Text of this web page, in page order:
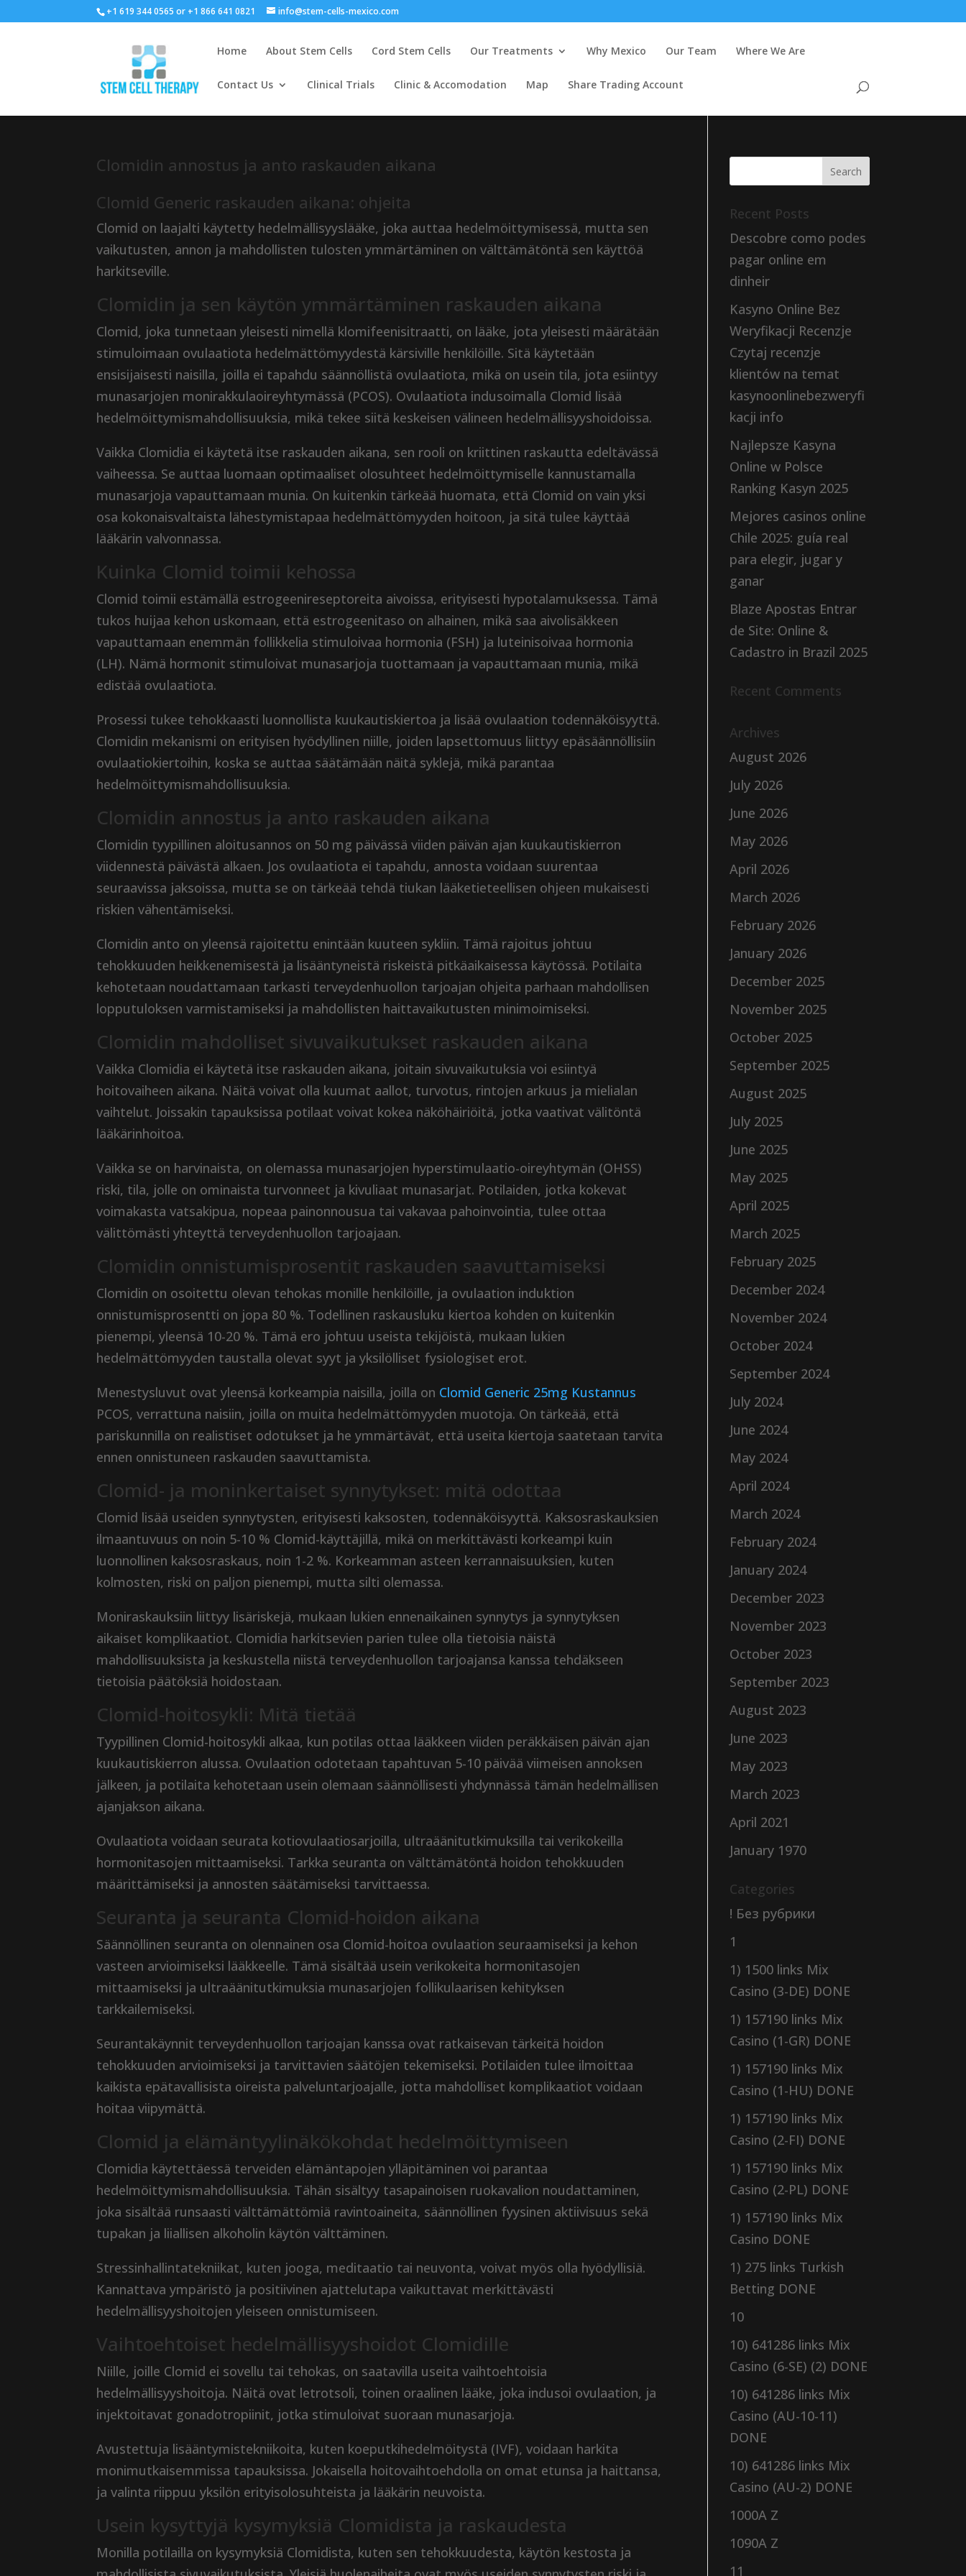
+1 619 344 0565 or +1 866 641 0821 info@stem-cells-mexico.com
Home About Stem Cells Cord Stem Cells Our Treatments Why Mexico Our Team Where We Are
Contact Us Clinical Trials Clinic & Accomodation Map Share Trading Account
Clomidin annostus ja anto raskauden aikana
Clomid Generic raskauden aikana: ohjeita
Clomid on laajalti käytetty hedelmällisyyslääke, joka auttaa hedelmöittymisessä, mutta sen
vaikutusten, annon ja mahdollisten tulosten ymmärtäminen on välttämätöntä sen käyttöä
harkitseville.
Clomidin ja sen käytön ymmärtäminen raskauden aikana
Clomid, joka tunnetaan yleisesti nimellä klomifeenisitraatti, on lääke, jota yleisesti määrätään
stimuloimaan ovulaatiota hedelmättömyydestä kärsiville henkilöille. Sitä käytetään
ensisijaisesti naisilla, joilla ei tapahdu säännöllistä ovulaatiota, mikä on usein tila, jota esiintyy
munasarjojen monirakkulaoireyhtymässä (PCOS). Ovulaatiota indusoimalla Clomid lisää
hedelmöittymismahdollisuuksia, mikä tekee siitä keskeisen välineen hedelmällisyyshoidoissa.
Vaikka Clomidia ei käytetä itse raskauden aikana, sen rooli on kriittinen raskautta edeltävässä
vaiheessa. Se auttaa luomaan optimaaliset olosuhteet hedelmöittymiselle kannustamalla
munasarjoja vapauttamaan munia. On kuitenkin tärkeää huomata, että Clomid on vain yksi
osa kokonaisvaltaista lähestymistapaa hedelmättömyyden hoitoon, ja sitä tulee käyttää
lääkärin valvonnassa.
Kuinka Clomid toimii kehossa
Clomid toimii estämällä estrogeenireseptoreita aivoissa, erityisesti hypotalamuksessa. Tämä
tukos huijaa kehon uskomaan, että estrogeenitaso on alhainen, mikä saa aivolisäkkeen
vapauttamaan enemmän follikkelia stimuloivaa hormonia (FSH) ja luteinisoivaa hormonia
(LH). Nämä hormonit stimuloivat munasarjoja tuottamaan ja vapauttamaan munia, mikä
edistää ovulaatiota.
Prosessi tukee tehokkaasti luonnollista kuukautiskiertoa ja lisää ovulaation todennäköisyyttä.
Clomidin mekanismi on erityisen hyödyllinen niille, joiden lapsettomuus liittyy epäsäännöllisiin
ovulaatiokiertoihin, koska se auttaa säätämään näitä syklejä, mikä parantaa
hedelmöittymismahdollisuuksia.
Clomidin annostus ja anto raskauden aikana
Clomidin tyypillinen aloitusannos on 50 mg päivässä viiden päivän ajan kuukautiskierron
viidennestä päivästä alkaen. Jos ovulaatiota ei tapahdu, annosta voidaan suurentaa
seuraavissa jaksoissa, mutta se on tärkeää tehdä tiukan lääketieteellisen ohjeen mukaisesti
riskien vähentämiseksi.
Clomidin anto on yleensä rajoitettu enintään kuuteen sykliin. Tämä rajoitus johtuu
tehokkuuden heikkenemisestä ja lisääntyneistä riskeistä pitkäaikaisessa käytössä. Potilaita
kehotetaan noudattamaan tarkasti terveydenhuollon tarjoajan ohjeita parhaan mahdollisen
lopputuloksen varmistamiseksi ja mahdollisten haittavaikutusten minimoimiseksi.
Clomidin mahdolliset sivuvaikutukset raskauden aikana
Vaikka Clomidia ei käytetä itse raskauden aikana, joitain sivuvaikutuksia voi esiintyä
hoitovaiheen aikana. Näitä voivat olla kuumat aallot, turvotus, rintojen arkuus ja mielialan
vaihtelut. Joissakin tapauksissa potilaat voivat kokea näköhäiriöitä, jotka vaativat välitöntä
lääkärinhoitoa.
Vaikka se on harvinaista, on olemassa munasarjojen hyperstimulaatio-oireyhtymän (OHSS)
riski, tila, jolle on ominaista turvonneet ja kivuliaat munasarjat. Potilaiden, jotka kokevat
voimakasta vatsakipua, nopeaa painonnousua tai vakavaa pahoinvointia, tulee ottaa
välittömästi yhteyttä terveydenhuollon tarjoajaan.
Clomidin onnistumisprosentit raskauden saavuttamiseksi
Clomidin on osoitettu olevan tehokas monille henkilöille, ja ovulaation induktion
onnistumisprosentti on jopa 80 %. Todellinen raskausluku kiertoa kohden on kuitenkin
pienempi, yleensä 10-20 %. Tämä ero johtuu useista tekijöistä, mukaan lukien
hedelmättömyyden taustalla olevat syyt ja yksilölliset fysiologiset erot.
Menestysluvut ovat yleensä korkeampia naisilla, joilla on Clomid Generic 25mg Kustannus
PCOS, verrattuna naisiin, joilla on muita hedelmättömyyden muotoja. On tärkeää, että
pariskunnilla on realistiset odotukset ja he ymmärtävät, että useita kiertoja saatetaan tarvita
ennen onnistuneen raskauden saavuttamista.
Clomid- ja moninkertaiset synnytykset: mitä odottaa
Clomid lisää useiden synnytysten, erityisesti kaksosten, todennäköisyyttä. Kaksosraskauksien
ilmaantuvuus on noin 5-10 % Clomid-käyttäjillä, mikä on merkittävästi korkeampi kuin
luonnollinen kaksosraskaus, noin 1-2 %. Korkeamman asteen kerrannaisuuksien, kuten
kolmosten, riski on paljon pienempi, mutta silti olemassa.
Moniraskauksiin liittyy lisäriskejä, mukaan lukien ennenaikainen synnytys ja synnytyksen
aikaiset komplikaatiot. Clomidia harkitsevien parien tulee olla tietoisia näistä
mahdollisuuksista ja keskustella niistä terveydenhuollon tarjoajansa kanssa tehdäkseen
tietoisia päätöksiä hoidostaan.
Clomid-hoitosykli: Mitä tietää
Tyypillinen Clomid-hoitosykli alkaa, kun potilas ottaa lääkkeen viiden peräkkäisen päivän ajan
kuukautiskierron alussa. Ovulaation odotetaan tapahtuvan 5-10 päivää viimeisen annoksen
jälkeen, ja potilaita kehotetaan usein olemaan säännöllisesti yhdynnässä tämän hedelmällisen
ajanjakson aikana.
Ovulaatiota voidaan seurata kotiovulaatiosarjoilla, ultraäänitutkimuksilla tai verikokeilla
hormonitasojen mittaamiseksi. Tarkka seuranta on välttämätöntä hoidon tehokkuuden
määrittämiseksi ja annosten säätämiseksi tarvittaessa.
Seuranta ja seuranta Clomid-hoidon aikana
Säännöllinen seuranta on olennainen osa Clomid-hoitoa ovulaation seuraamiseksi ja kehon
vasteen arvioimiseksi lääkkeelle. Tämä sisältää usein verikokeita hormonitasojen
mittaamiseksi ja ultraäänitutkimuksia munasarjojen follikulaarisen kehityksen
tarkkailemiseksi.
Seurantakäynnit terveydenhuollon tarjoajan kanssa ovat ratkaisevan tärkeitä hoidon
tehokkuuden arvioimiseksi ja tarvittavien säätöjen tekemiseksi. Potilaiden tulee ilmoittaa
kaikista epätavallisista oireista palveluntarjoajalle, jotta mahdolliset komplikaatiot voidaan
hoitaa viipymättä.
Clomid ja elämäntyylinäkökohdat hedelmöittymiseen
Clomidia käytettäessä terveiden elämäntapojen ylläpitäminen voi parantaa
hedelmöittymismahdollisuuksia. Tähän sisältyy tasapainoisen ruokavalion noudattaminen,
joka sisältää runsaasti välttämättömiä ravintoaineita, säännöllinen fyysinen aktiivisuus sekä
tupakan ja liiallisen alkoholin käytön välttäminen.
Stressinhallintatekniikat, kuten jooga, meditaatio tai neuvonta, voivat myös olla hyödyllisiä.
Kannattava ympäristö ja positiivinen ajattelutapa vaikuttavat merkittävästi
hedelmällisyyshoitojen yleiseen onnistumiseen.
Vaihtoehtoiset hedelmällisyyshoidot Clomidille
Niille, joille Clomid ei sovellu tai tehokas, on saatavilla useita vaihtoehtoisia
hedelmällisyyshoitoja. Näitä ovat letrotsoli, toinen oraalinen lääke, joka indusoi ovulaation, ja
injektoitavat gonadotropiinit, jotka stimuloivat suoraan munasarjoja.
Avustettuja lisääntymistekniikoita, kuten koeputkihedelmöitystä (IVF), voidaan harkita
monimutkaisemmissa tapauksissa. Jokaisella hoitovaihtoehdolla on omat etunsa ja haittansa,
ja valinta riippuu yksilön erityisolosuhteista ja lääkärin neuvoista.
Usein kysyttyjä kysymyksiä Clomidista ja raskaudesta
Monilla potilailla on kysymyksiä Clomidista, kuten sen tehokkuudesta, käytön kestosta ja
Recent Posts
Descobre como podes
pagar online em
dinheir
Kasyno Online Bez
Weryfikacji Recenzje
Czytaj recenzje
klientów na temat
kasynoonlinebezweryfi
kacji info
Najlepsze Kasyna
Online w Polsce
Ranking Kasyn 2025
Mejores casinos online
Chile 2025: guía real
para elegir, jugar y
ganar
Blaze Apostas Entrar
de Site: Online &
Cadastro in Brazil 2025
Recent Comments
Archives
August 2026
July 2026
June 2026
May 2026
April 2026
March 2026
February 2026
January 2026
December 2025
November 2025
October 2025
September 2025
August 2025
July 2025
June 2025
May 2025
April 2025
March 2025
February 2025
December 2024
November 2024
October 2024
September 2024
July 2024
June 2024
May 2024
April 2024
March 2024
February 2024
January 2024
December 2023
November 2023
October 2023
September 2023
August 2023
June 2023
May 2023
March 2023
April 2021
January 1970
Categories
! Без рубрики
1
1) 1500 links Mix
Casino (3-DE) DONE
1) 157190 links Mix
Casino (1-GR) DONE
1) 157190 links Mix
Casino (1-HU) DONE
1) 157190 links Mix
Casino (2-FI) DONE
1) 157190 links Mix
Casino (2-PL) DONE
1) 157190 links Mix
Casino DONE
1) 275 links Turkish
Betting DONE
10
10) 641286 links Mix
Casino (6-SE) (2) DONE
10) 641286 links Mix
Casino (AU-10-11)
DONE
10) 641286 links Mix
Casino (AU-2) DONE
1000A Z
1090A Z
11